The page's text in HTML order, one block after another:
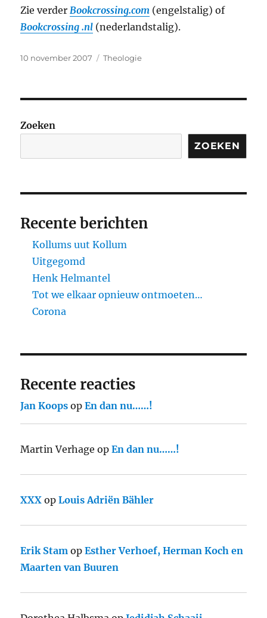
Zie verder Bookcrossing.com (engelstalig) of
Bookcrossing .nl (nederlandstalig).
Geplaatst
10 november 2007 Categorieën
Theologie
Zoeken
ZOEKEN
Recente berichten
Kollums uut Kollum
Uitgegomd
Henk Helmantel
Tot we elkaar opnieuw ontmoeten…
Corona
Recente reacties
Jan Koops opEn dan nu……!
Martin Verhage opEn dan nu……!
XXX opLouis Adriën Bähler
Erik Stam opEsther Verhoef, Herman Koch en
Maarten van Buuren